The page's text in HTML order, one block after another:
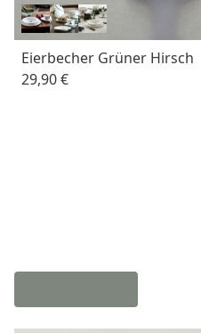
Eierbecher Grüner Hirsch
29,90 €